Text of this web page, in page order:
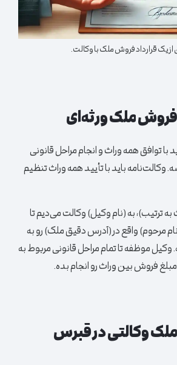
یک قرارداد فروش ملک با وکالت.
فروش ملک ورثه‌ای
توافق همه وراث و انجام مراحل قانونی
وکالت‌نامه باید با تأیید همه وراث تنظیم
به ترتیب)، به (نام وکیل) وکالت می‌دیم تا
مرحوم) واقع در (آدرس دقیق ملک) رو به
وکیل موظفه تا تمام مراحل قانونی مربوط به
فروش بین وراث رو انجام بده.
وکالتی در قبرس